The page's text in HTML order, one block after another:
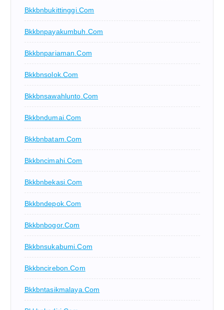
Bkkbnbukittinggi.com
Bkkbnpayakumbuh.com
Bkkbnpariaman.com
Bkkbnsolok.com
Bkkbnsawahlunto.com
Bkkbndumai.com
Bkkbnbatam.com
Bkkbncimahi.com
Bkkbnbekasi.com
Bkkbndepok.com
Bkkbnbogor.com
Bkkbnsukabumi.com
Bkkbncirebon.com
Bkkbntasikmalaya.com